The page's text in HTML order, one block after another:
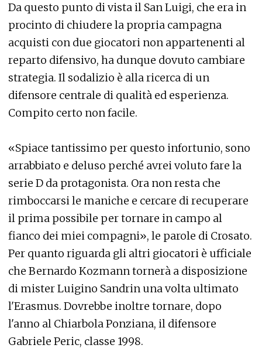
Da questo punto di vista il San Luigi, che era in
procinto di chiudere la propria campagna
acquisti con due giocatori non appartenenti al
reparto difensivo, ha dunque dovuto cambiare
strategia. Il sodalizio è alla ricerca di un
difensore centrale di qualità ed esperienza.
Compito certo non facile.
«Spiace tantissimo per questo infortunio, sono
arrabbiato e deluso perché avrei voluto fare la
serie D da protagonista. Ora non resta che
rimboccarsi le maniche e cercare di recuperare
il prima possibile per tornare in campo al
fianco dei miei compagni», le parole di Crosato.
Per quanto riguarda gli altri giocatori è ufficiale
che Bernardo Kozmann tornerà a disposizione
di mister Luigino Sandrin una volta ultimato
l'Erasmus. Dovrebbe inoltre tornare, dopo
l'anno al Chiarbola Ponziana, il difensore
Gabriele Peric, classe 1998.